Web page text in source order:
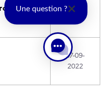
07-09-
07-09-
2022
Une question ?